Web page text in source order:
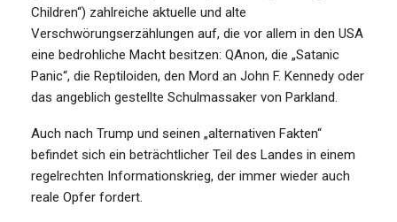
Children“) zahlreiche aktuelle und alte
Verschwörungserzählungen auf, die vor allem in den USA
eine bedrohliche Macht besitzen: QAnon, die „Satanic
Panic“, die Reptiloiden, den Mord an John F. Kennedy oder
das angeblich gestellte Schulmassaker von Parkland.
Auch nach Trump und seinen „alternativen Fakten“
befindet sich ein beträchtlicher Teil des Landes in einem
regelrechten Informationskrieg, der immer wieder auch
reale Opfer fordert.